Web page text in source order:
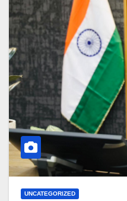
UNCATEGORIZED